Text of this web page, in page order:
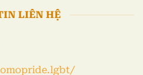
LIÊN HỆ